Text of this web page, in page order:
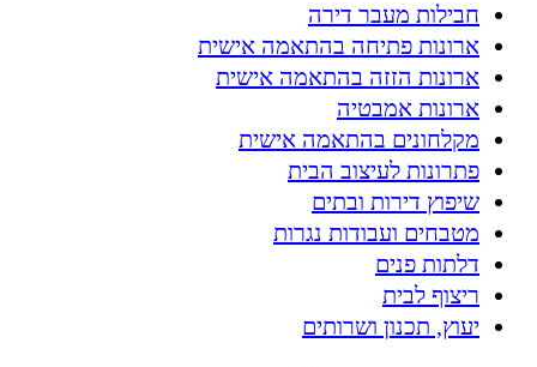
חבילות מעבר דירה
ארונות פתיחה בהתאמה אישית
ארונות הזזה בהתאמה אישית
ארונות אמבטיה
מקלחונים בהתאמה אישית
פתרונות לעיצוב הבית
שיפוץ דירות ובתים
מטבחים ועבודות נגרות
דלתות פנים
ריצוף לבית
יעוץ, תכנון ושרותים